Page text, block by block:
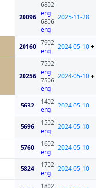
20096
6802
eng
6806
eng
2025-11-28
20160 7902
eng
2024-05-10+
20256
7502
eng
7506
eng
2024-05-10+
5632
1402
eng
2024-05-10
5696
1502
eng
2024-05-10
5760
1602
eng
2024-05-10
5824
1702
eng
2024-05-10
1802